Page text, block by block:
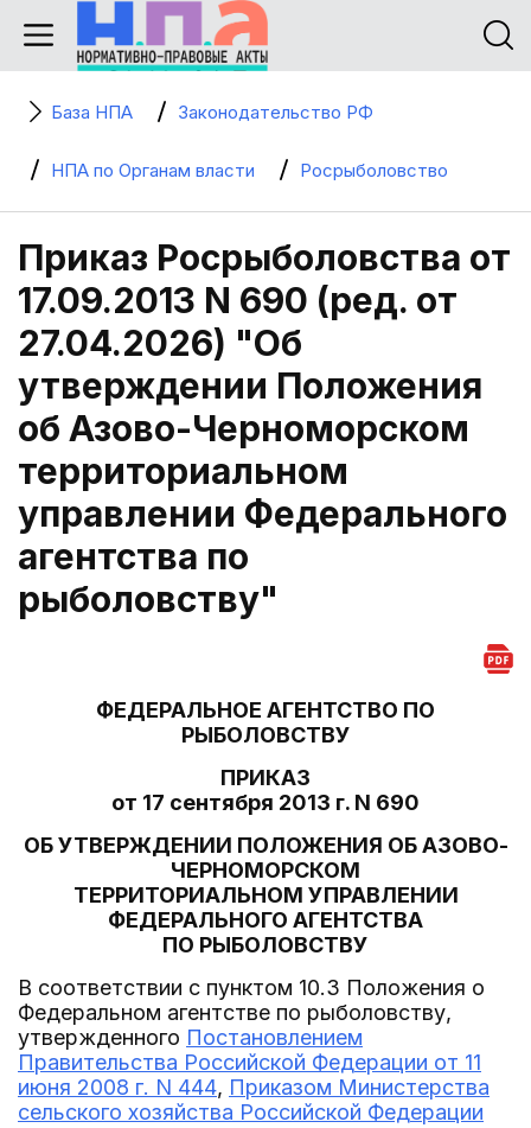
База НПА Законодательство РФ
НПА по Органам власти Росрыболовство
Приказ Росрыболовства от
17.09.2013 N 690 (ред. от
27.04.2026) "Об
утверждении Положения
об Азово-Черноморском
территориальном
управлении Федерального
агентства по
рыболовству"
ФЕДЕРАЛЬНОЕ АГЕНТСТВО ПО
РЫБОЛОВСТВУ
ПРИКАЗ
от 17 сентября 2013 г. N 690
ОБ УТВЕРЖДЕНИИ ПОЛОЖЕНИЯ ОБ АЗОВО-
ЧЕРНОМОРСКОМ
ТЕРРИТОРИАЛЬНОМ УПРАВЛЕНИИ
ФЕДЕРАЛЬНОГО АГЕНТСТВА
ПО РЫБОЛОВСТВУ
В соответствии с пунктом 10.3 Положения о
Федеральном агентстве по рыболовству,
утвержденного Постановлением
Правительства Российской Федерации от 11
июня 2008 г. N 444, Приказом Министерства
сельского хозяйства Российской Федерации